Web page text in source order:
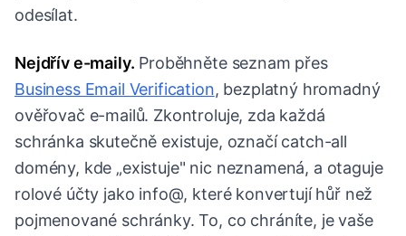
odesílat.
Nejdřív e-maily. Proběhněte seznam přes
Business Email Verification, bezplatný hromadný
ověřovač e-mailů. Zkontroluje, zda každá
schránka skutečně existuje, označí catch-all
domény, kde „existuje" nic neznamená, a otaguje
rolové účty jako info@, které konvertují hůř než
pojmenované schránky. To, co chráníte, je vaše